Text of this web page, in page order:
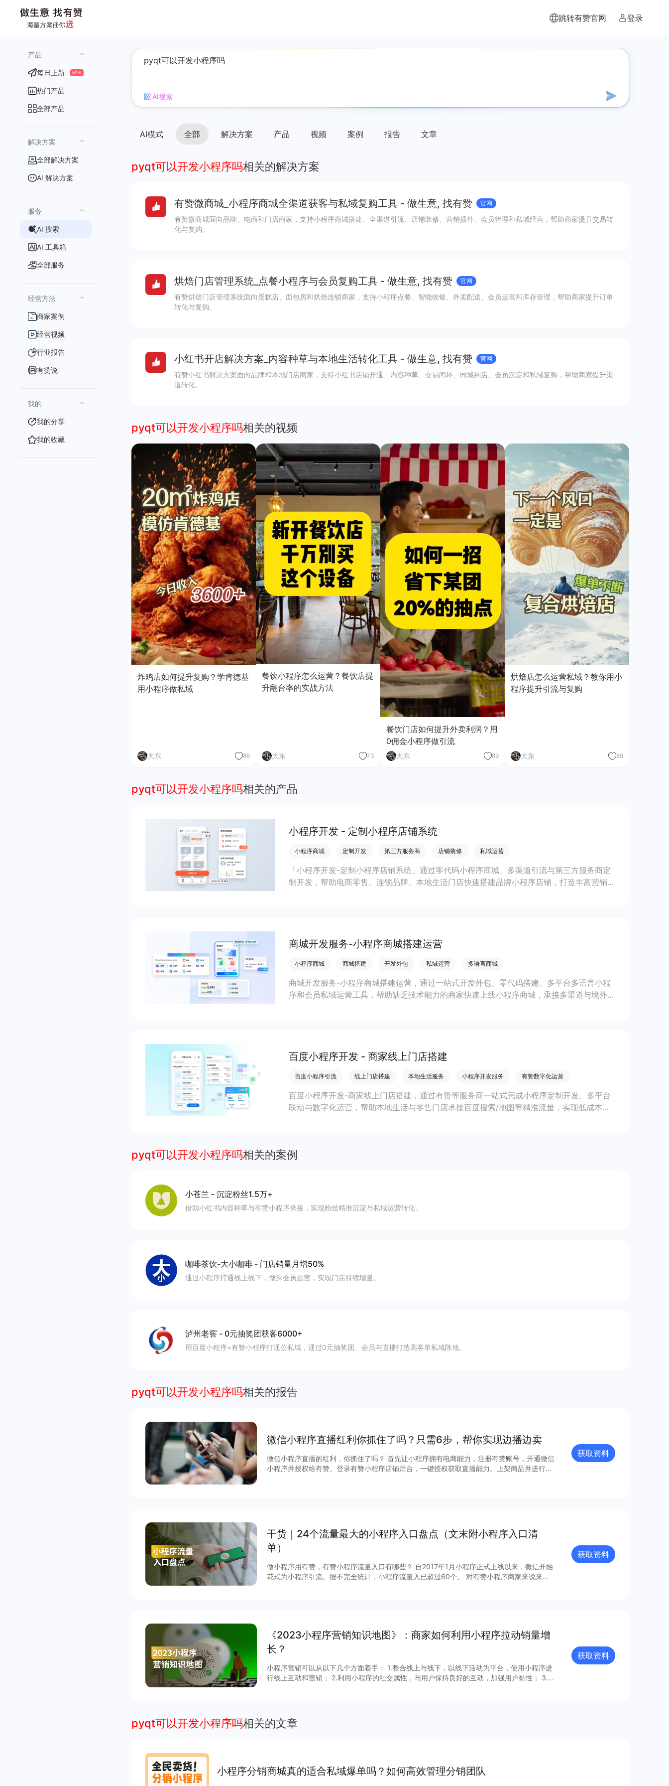
跳转有赞官网 登录
产品
每日上新 NEW
热门产品
全部产品
解决方案
全部解决方案
AI 解决方案
服务
AI 搜索
AI 工具箱
全部服务
经营方法
商家案例
经营视频
行业报告
有赞说
我的
我的分享
我的收藏
AI搜索
AI模式 全部 解决方案 产品 视频 案例 报告 文章
pyqt可以开发小程序吗相关的解决方案
有赞微商城_小程序商城全渠道获客与私域复购工具 - 做生意, 找有赞 官网
有赞微商城面向品牌、电商和门店商家，支持小程序商城搭建、全渠道引流、店铺装修、营销插件、会员管理和私域经营，帮助商家提升交易转
化与复购。
烘焙门店管理系统_点餐小程序与会员复购工具 - 做生意, 找有赞 官网
有赞烘焙门店管理系统面向蛋糕店、面包房和烘焙连锁商家，支持小程序点餐、智能收银、外卖配送、会员运营和库存管理，帮助商家提升订单
转化与复购。
小红书开店解决方案_内容种草与本地生活转化工具 - 做生意, 找有赞 官网
有赞小红书解决方案面向品牌和本地门店商家，支持小红书店铺开通、内容种草、交易闭环、同城到店、会员沉淀和私域复购，帮助商家提升渠
道转化。
pyqt可以开发小程序吗相关的视频
炸鸡店如何提升复购？学肯德基
用小程序做私域
大东 86
餐饮小程序怎么运营？餐饮店提
升翻台率的实战方法
大东 73
餐饮门店如何提升外卖利润？用
0佣金小程序做引流
大东 89
烘焙店怎么运营私域？教你用小
程序提升引流与复购
大东 89
pyqt可以开发小程序吗相关的产品
小程序开发 - 定制小程序店铺系统
小程序商城 定制开发 第三方服务商 店铺装修 私域运营
「小程序开发-定制小程序店铺系统」通过零代码小程序商城、多渠道引流与第三方服务商定
制开发，帮助电商零售、连锁品牌、本地生活门店快速搭建品牌小程序店铺，打造丰富营销与
商城开发服务-小程序商城搭建运营
小程序商城 商城搭建 开发外包 私域运营 多语言商城
商城开发服务-小程序商城搭建运营，通过一站式开发外包、零代码搭建、多平台多语言小程
序和会员私域运营工具，帮助缺乏技术能力的商家快速上线小程序商城，承接多渠道与境外客
百度小程序开发 - 商家线上门店搭建
百度小程序引流 线上门店搭建 本地生活服务 小程序开发服务 有赞数字化运营
百度小程序开发-商家线上门店搭建，通过有赞等服务商一站式完成小程序定制开发、多平台
联动与数字化运营，帮助本地生活与零售门店承接百度搜索/地图等精准流量，实现低成本获
pyqt可以开发小程序吗相关的案例
小苍兰 - 沉淀粉丝1.5万+
借助小红书内容种草与有赞小程序承接，实现粉丝精准沉淀与私域运营转化。
咖啡茶饮-大小咖啡 - 门店销量月增50%
通过小程序打通线上线下，做深会员运营，实现门店持续增量。
泸州老窖 - 0元抽奖团获客6000+
用百度小程序+有赞小程序打通公私域，通过0元抽奖团、会员与直播打造高客单私域阵地。
pyqt可以开发小程序吗相关的报告
微信小程序直播红利你抓住了吗？只需6步，帮你实现边播边卖
微信小程序直播的红利，你抓住了吗？ 首先让小程序拥有电商能力，注册有赞账号，开通微信
小程序并授权给有赞。登录有赞小程序店铺后台，一键授权获取直播能力。上架商品并进行推
获取资料
干货｜24个流量最大的小程序入口盘点（文末附小程序入口清
单）
做小程序用有赞，有赞小程序流量入口有哪些？ 自2017年1月小程序正式上线以来，微信开始
花式为小程序引流。据不完全统计，小程序流量入已超过60个。 对有赞小程序商家来说来
获取资料
《2023小程序营销知识地图》：商家如何利用小程序拉动销量增
长？
小程序营销可以从以下几个方面着手： 1.整合线上与线下，以线下活动为平台，使用小程序进
行线上互动和营销； 2.利用小程序的社交属性，与用户保持良好的互动，加强用户黏性； 3.利
获取资料
pyqt可以开发小程序吗相关的文章
小程序分销商城真的适合私域爆单吗？如何高效管理分销团队